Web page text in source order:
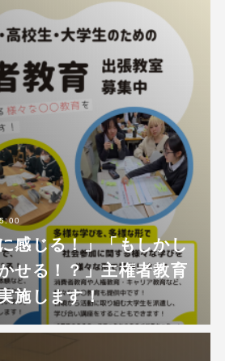
感じる！」「もしかし
せる！？」主権者教育
施します！